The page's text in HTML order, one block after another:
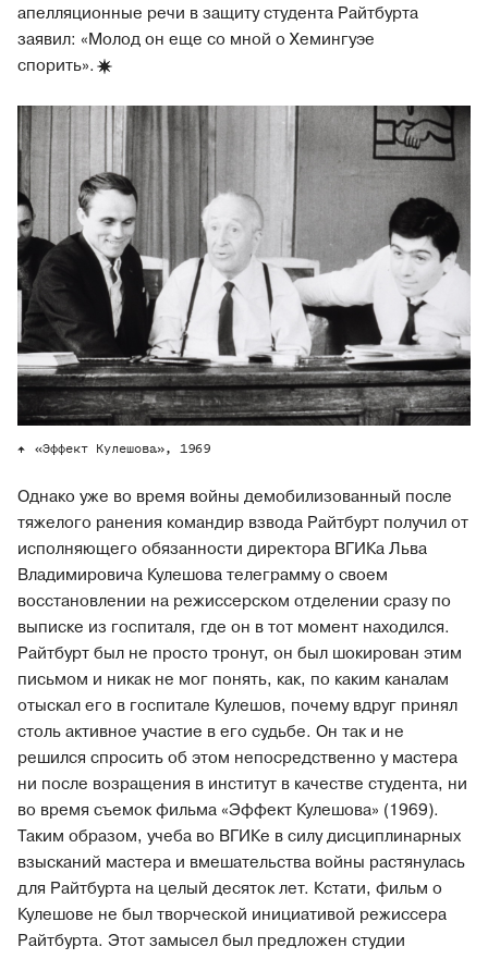
апелляционные речи в защиту студента Райтбурта
заявил: «Молод он еще со мной о Хемингуэе
спорить».
«Эффект Кулешова», 1969
Однако уже во время войны демобилизованный после
тяжелого ранения командир взвода Райтбурт получил от
исполняющего обязанности директора ВГИКа Льва
Владимировича Кулешова телеграмму о своем
восстановлении на режиссерском отделении сразу по
выписке из госпиталя, где он в тот момент находился.
Райтбурт был не просто тронут, он был шокирован этим
письмом и никак не мог понять, как, по каким каналам
отыскал его в госпитале Кулешов, почему вдруг принял
столь активное участие в его судьбе. Он так и не
решился спросить об этом непосредственно у мастера
ни после возращения в институт в качестве студента, ни
во время съемок фильма «Эффект Кулешова» (1969).
Таким образом, учеба во ВГИКе в силу дисциплинарных
взысканий мастера и вмешательства войны растянулась
для Райтбурта на целый десяток лет. Кстати, фильм о
Кулешове не был творческой инициативой режиссера
Райтбурта. Этот замысел был предложен студии